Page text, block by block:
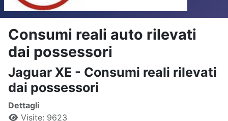
Consumi reali auto rilevati
dai possessori
Jaguar XE - Consumi reali rilevati
dai possessori
Dettagli
Visite: 9623